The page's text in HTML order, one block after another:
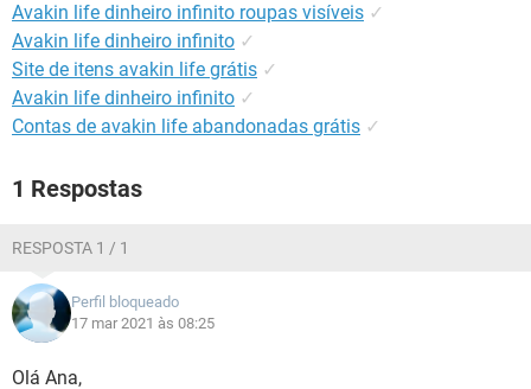
Avakin life dinheiro infinito roupas visíveis ✓
Avakin life dinheiro infinito ✓
Site de itens avakin life grátis ✓
Avakin life dinheiro infinito ✓
Contas de avakin life abandonadas grátis ✓
1 Respostas
RESPOSTA 1 / 1
Perfil bloqueado
17 mar 2021 às 08:25
Olá Ana,